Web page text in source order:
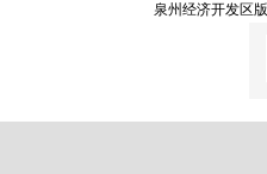
泉州经济开发区